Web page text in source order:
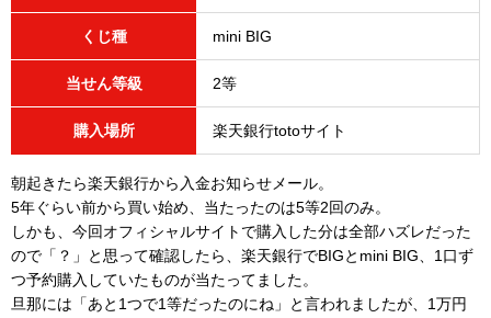
くじ種 mini BIG
当せん等級 2等
購入場所 楽天銀行totoサイト
朝起きたら楽天銀行から入金お知らせメール。
5年ぐらい前から買い始め、当たったのは5等2回のみ。
しかも、今回オフィシャルサイトで購入した分は全部ハズレだった
ので「？」と思って確認したら、楽天銀行でBIGとmini BIG、1口ず
つ予約購入していたものが当たってました。
旦那には「あと1つで1等だったのにね」と言われましたが、1万円